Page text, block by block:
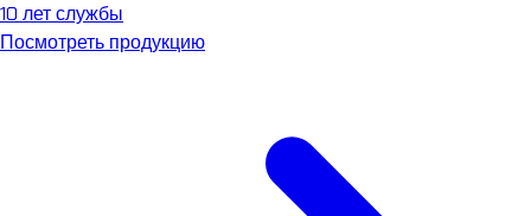
10 лет службы
Посмотреть продукцию